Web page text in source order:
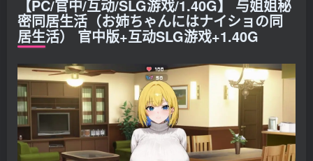
【PC/官中/互动/SLG游戏/1.40G】 与姐姐秘
密同居生活（お姉ちゃんにはナイショの同
居生活） 官中版+互动SLG游戏+1.40G